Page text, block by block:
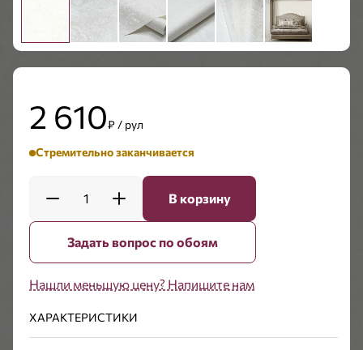
2 610₽ / рул
Стремительно заканчивается
1 В корзину
Задать вопрос по обоям
Нашли меньшую цену? Напишите нам
ХАРАКТЕРИСТИКИ